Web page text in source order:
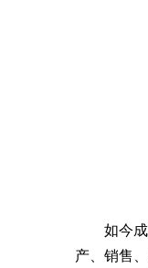
如今成为
产、销售